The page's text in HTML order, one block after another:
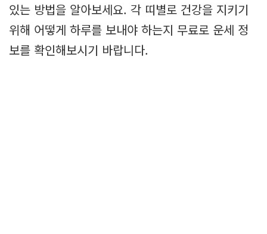
있는 방법을 알아보세요. 각 띠별로 건강을 지키기
위해 어떻게 하루를 보내야 하는지 무료로 운세 정
보를 확인해보시기 바랍니다.